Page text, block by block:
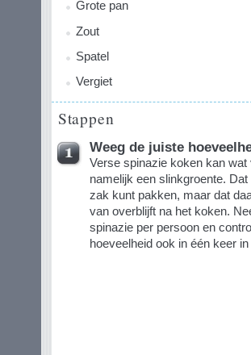
Grote pan
Zout
Spatel
Vergiet
Stappen
Weeg de juiste
Verse spinazie koken kan
namelijk een slinkgroente.
zak kunt pakken, maar dat
van overblijft na het koken.
spinazie per persoon en
hoeveelheid ook in één keer